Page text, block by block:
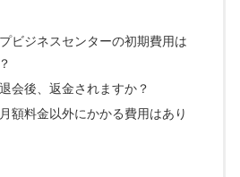
ビジネスセンターの初期費用は
会後、返金されますか？
額料金以外にかかる費用はあり